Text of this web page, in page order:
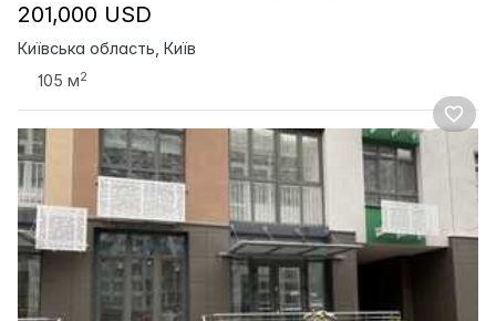
201,000 USD
Київська область, Київ
105 м2